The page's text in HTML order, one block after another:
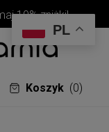
10% zniżki!
Koszyk (0)
PL